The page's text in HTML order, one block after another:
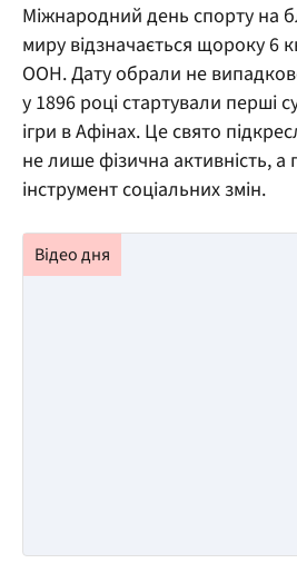
Міжнародний день спорту на
миру відзначається щороку 6
ООН. Дату обрали не
у 1896 році стартували перші
ігри в Афінах. Це свято
не лише фізична активність, а
інструмент соціальних змін.